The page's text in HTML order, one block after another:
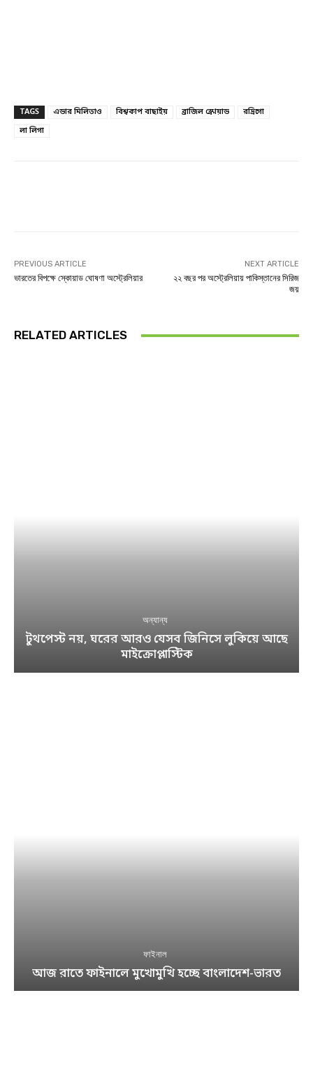
TAGS এডার মিলিতাও বিশ্বকাপ বাছাইয় ব্রাজিল স্কোয়াড
রদ্রিগো
লা লিগা
PREVIOUS ARTICLE
ভারতের বিপক্ষে স্কোয়াড ঘোষণা অস্ট্রেলিয়ার
NEXT ARTICLE
২২ বছর পর অস্ট্রেলিয়ায় পাকিস্তানের সিরিজ
জয়
RELATED ARTICLES
অন্যান্য
টুথপেস্ট নয়, ঘরের আরও যেসব জিনিসে লুকিয়ে আছে
মাইক্রোপ্লাস্টিক
ফাইনাল
আজ রাতে ফাইনালে মুখোমুখি হচ্ছে বাংলাদেশ-ভারত